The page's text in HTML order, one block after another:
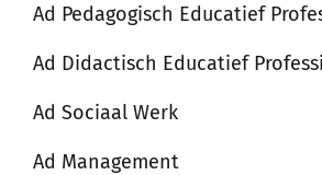
Ad Pedagogisch Educatief
Ad Didactisch Educatief
Ad Sociaal Werk
Ad Management